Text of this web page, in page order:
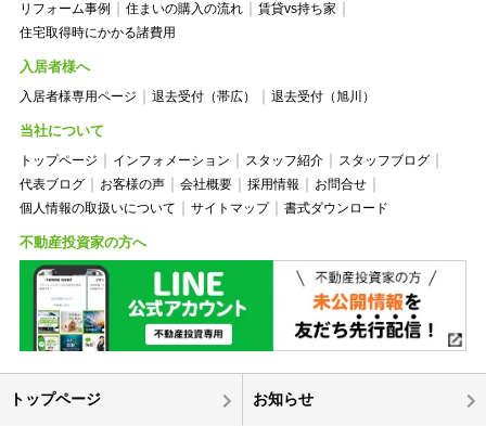
リフォーム事例
住まいの購入の流れ
賃貸vs持ち家
住宅取得時にかかる諸費用
入居者様へ
入居者様専用ページ 退去受付（帯広） 退去受付（旭川）
当社について
トップページ インフォメーション スタッフ紹介
スタッフブログ
代表ブログ
お客様の声 会社概要 採用情報
お問合せ
個人情報の取扱いについて
サイトマップ 書式ダウンロード
不動産投資家の方へ
トップページ お知らせ